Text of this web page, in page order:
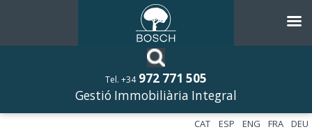
Tel. +34 972 771 505
Gestió Immobiliària Integral
DEU
FRA
ENG
ESP
CAT